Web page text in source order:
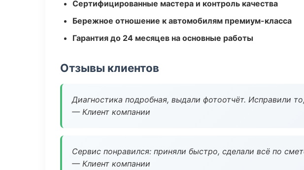
Сертифицированные мастера и контроль качества
Бережное отношение к автомобилям премиум-класса
Гарантия до 24 месяцев на основные работы
Отзывы клиентов
Диагностика подробная, выдали фотоотчёт. Исправили
— Клиент компании
Сервис понравился: приняли быстро, сделали всё по
— Клиент компании